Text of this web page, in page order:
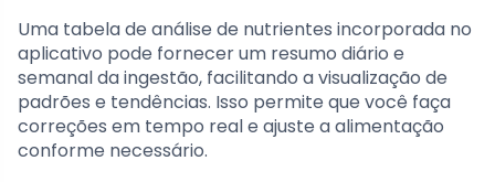
Uma tabela de análise de nutrientes incorporada no
aplicativo pode fornecer um resumo diário e
semanal da ingestão, facilitando a visualização de
padrões e tendências. Isso permite que você faça
correções em tempo real e ajuste a alimentação
conforme necessário.